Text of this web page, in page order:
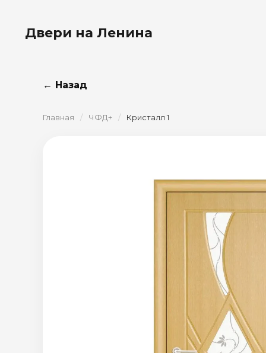
Двери на Ленина
← Назад
Главная / ЧФД+ / Кристалл 1